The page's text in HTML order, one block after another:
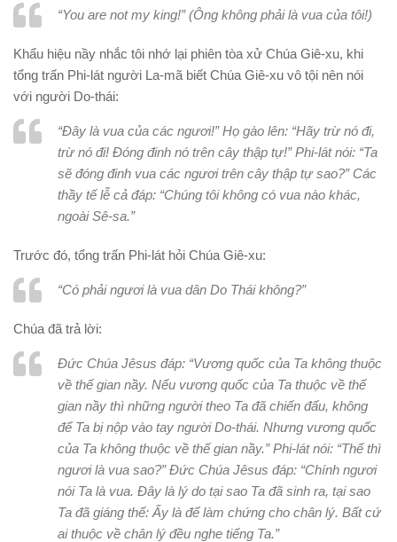
“You are not my king!” (Ông không phải là vua của tôi!)
Khẩu hiệu nầy nhắc tôi nhớ lại phiên tòa xử Chúa Giê-xu, khi
tổng trấn Phi-lát người La-mã biết Chúa Giê-xu vô tội nên nói
với người Do-thái:
“Đây là vua của các ngươi!” Họ gào lên: “Hãy trừ nó đi,
trừ nó đi! Đóng đinh nó trên cây thập tự!” Phi-lát nói: “Ta
sẽ đóng đinh vua các ngươi trên cây thập tự sao?” Các
thầy tế lễ cả đáp: “Chúng tôi không có vua nào khác,
ngoài Sê-sa.”
Trước đó, tổng trấn Phi-lát hỏi Chúa Giê-xu:
“Có phải ngươi là vua dân Do Thái không?”
Chúa đã trả lời:
Đức Chúa Jêsus đáp: “Vương quốc của Ta không thuộc
về thế gian nầy. Nếu vương quốc của Ta thuộc về thế
gian nầy thì những người theo Ta đã chiến đấu, không
để Ta bị nộp vào tay người Do-thái. Nhưng vương quốc
của Ta không thuộc về thế gian nầy.” Phi-lát nói: “Thế thì
ngươi là vua sao?” Đức Chúa Jêsus đáp: “Chính ngươi
nói Ta là vua. Đây là lý do tại sao Ta đã sinh ra, tại sao
Ta đã giáng thế: Ấy là để làm chứng cho chân lý. Bất cứ
ai thuộc về chân lý đều nghe tiếng Ta.”